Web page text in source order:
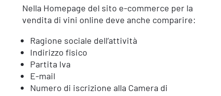
Nella Homepage del sito e-commerce per la
vendita di vini online deve anche comparire:
Ragione sociale dell’attività
Indirizzo fisico
Partita Iva
E-mail
Numero di iscrizione alla Camera di